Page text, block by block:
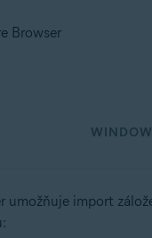
Browser
umožňuje import